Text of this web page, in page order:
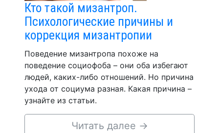
Кто такой мизантроп.
Психологические причины и
коррекция мизантропии
Поведение мизантропа похоже на
поведение социофоба – они оба избегают
людей, каких-либо отношений. Но причина
ухода от социума разная. Какая причина –
узнайте из статьи.
Читать далее →